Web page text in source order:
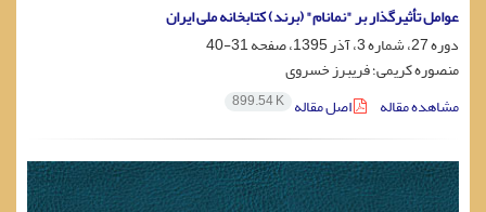
عوامل تأثیرگذار بر "نمانام" (برند) کتابخانه ملی ایران
دوره 27، شماره 3، آذر 1395، صفحه
31-40
منصوره کریمی؛ فریبرز خسروی
مشاهده مقاله
اصل مقاله 899.54 K